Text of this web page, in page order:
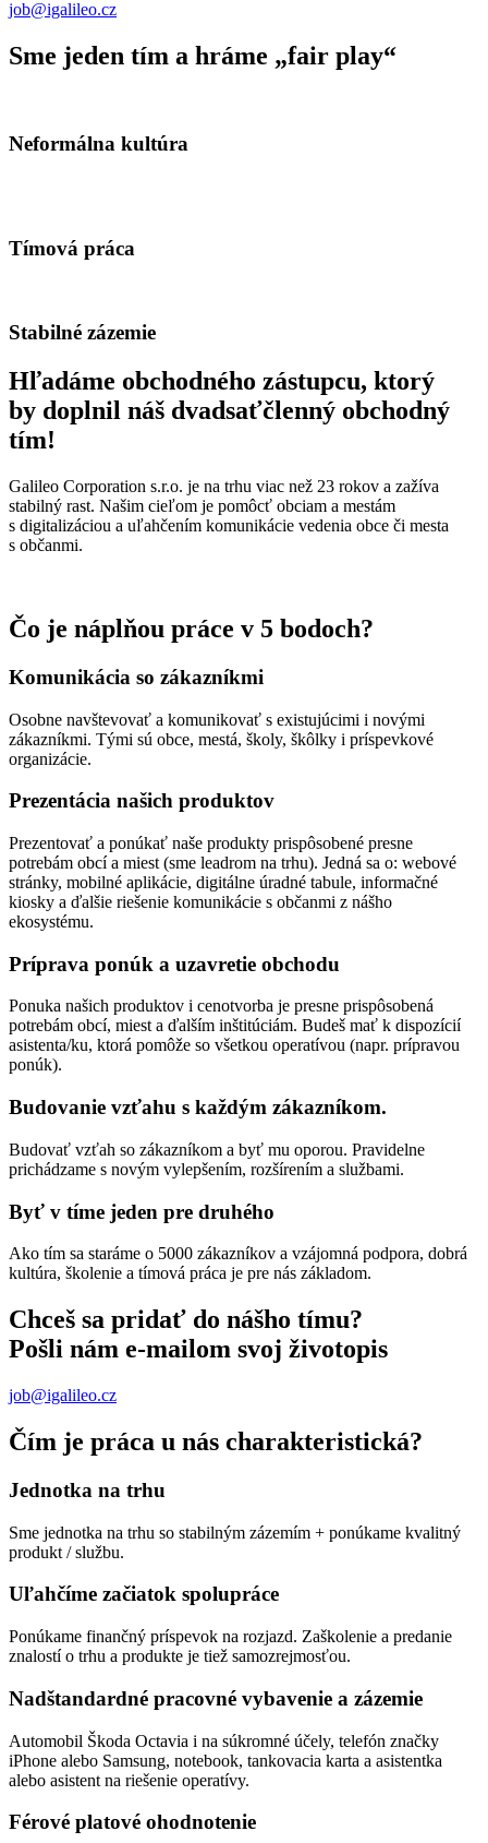
job@igalileo.cz
Sme jeden tím a hráme „fair play“
Neformálna kultúra
Tímová práca
Stabilné zázemie
Hľadáme obchodného zástupcu, ktorý
by doplnil náš dvadsaťčlenný obchodný
tím!
Galileo Corporation s.r.o. je na trhu viac než 23 rokov a zažíva
stabilný rast. Našim cieľom je pomôcť obciam a mestám
s digitalizáciou a uľahčením komunikácie vedenia obce či mesta
s občanmi.
Čo je náplňou práce v 5 bodoch?
Komunikácia so zákazníkmi
Osobne navštevovať a komunikovať s existujúcimi i novými
zákazníkmi. Tými sú obce, mestá, školy, škôlky i príspevkové
organizácie.
Prezentácia našich produktov
Prezentovať a ponúkať naše produkty prispôsobené presne
potrebám obcí a miest (sme leadrom na trhu). Jedná sa o: webové
stránky, mobilné aplikácie, digitálne úradné tabule, informačné
kiosky a ďalšie riešenie komunikácie s občanmi z nášho
ekosystému.
Príprava ponúk a uzavretie obchodu
Ponuka našich produktov i cenotvorba je presne prispôsobená
potrebám obcí, miest a ďalším inštitúciám. Budeš mať k dispozícií
asistenta/ku, ktorá pomôže so všetkou operatívou (napr. prípravou
ponúk).
Budovanie vzťahu s každým zákazníkom.
Budovať vzťah so zákazníkom a byť mu oporou. Pravidelne
prichádzame s novým vylepšením, rozšírením a službami.
Byť v tíme jeden pre druhého
Ako tím sa staráme o 5000 zákazníkov a vzájomná podpora, dobrá
kultúra, školenie a tímová práca je pre nás základom.
Chceš sa pridať do nášho tímu?
Pošli nám e-mailom svoj životopis
job@igalileo.cz
Čím je práca u nás charakteristická?
Jednotka na trhu
Sme jednotka na trhu so stabilným zázemím + ponúkame kvalitný
produkt / službu.
Uľahčíme začiatok spolupráce
Ponúkame finančný príspevok na rozjazd. Zaškolenie a predanie
znalostí o trhu a produkte je tiež samozrejmosťou.
Nadštandardné pracovné vybavenie a zázemie
Automobil Škoda Octavia i na súkromné účely, telefón značky
iPhone alebo Samsung, notebook, tankovacia karta a asistentka
alebo asistent na riešenie operatívy.
Férové platové ohodnotenie